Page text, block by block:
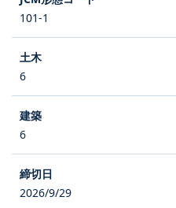
101-1
6
6
2026/9/29